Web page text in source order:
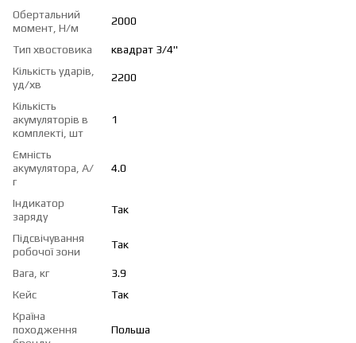
Обертальний
момент, Н/м
2000
Тип хвостовика
квадрат 3/4"
Кількість ударів,
уд/хв
2200
Кількість
акумуляторів в
комплекті, шт
1
Ємність
акумулятора, А/
г
4.0
Індикатор
заряду
Так
Підсвічування
робочої зони
Так
Вага, кг
3.9
Кейс
Так
Країна
походження
Польша